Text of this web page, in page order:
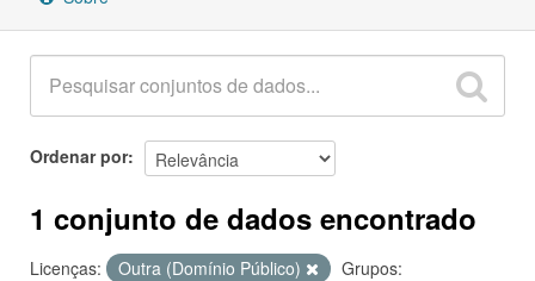
Ordenar por
1 conjunto de dados encontrado
Licenças: Outra (Domínio Público)
Grupos: